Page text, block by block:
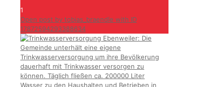
1
Open post by tobias_braendle with ID
17872594293388634